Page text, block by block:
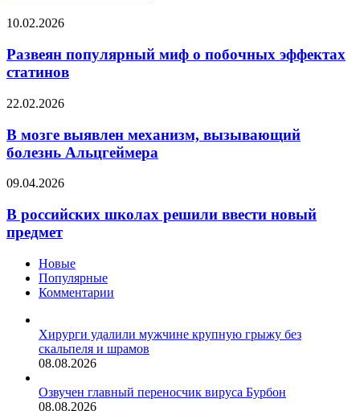
стареть
как
это
Развеян
миф
о
побочных
статинов
10.02.2026
Развеян популярный миф о побочных эффектах
статинов
В
выявлен
механизм,
вызывающий
Альцгеймера
22.02.2026
В мозге выявлен механизм, вызывающий
болезнь Альцгеймера
В
школах
решили
ввести
предмет
09.04.2026
В российских школах решили ввести новый
предмет
Новые
Популярные
Комментарии
Хирурги удалили мужчине крупную грыжу без
скальпеля и шрамов
08.08.2026
Озвучен главный переносчик вируса Бурбон
08.08.2026